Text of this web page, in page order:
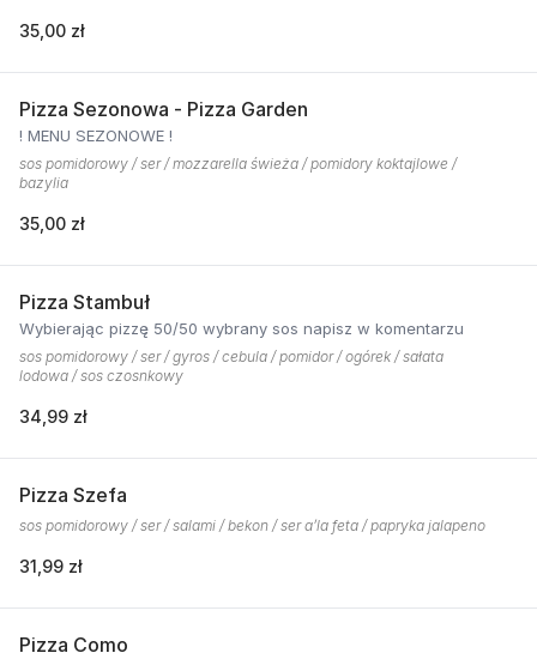
35,00 zł
Pizza Sezonowa - Pizza Garden
! MENU SEZONOWE !
sos pomidorowy / ser / mozzarella świeża / pomidory koktajlowe /
bazylia
35,00 zł
Pizza Stambuł
Wybierając pizzę 50/50 wybrany sos napisz w komentarzu
sos pomidorowy / ser / gyros / cebula / pomidor / ogórek / sałata
lodowa / sos czosnkowy
34,99 zł
Pizza Szefa
sos pomidorowy / ser / salami / bekon / ser a’la feta / papryka jalapeno
31,99 zł
Pizza Como